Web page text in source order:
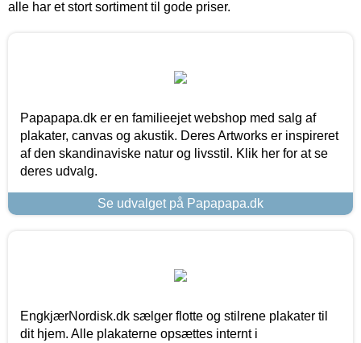
alle har et stort sortiment til gode priser.
Papapapa.dk er en familieejet webshop med salg af
plakater, canvas og akustik. Deres Artworks er inspireret
af den skandinaviske natur og livsstil. Klik her for at se
deres udvalg.
Se udvalget på Papapapa.dk
EngkjærNordisk.dk sælger flotte og stilrene plakater til
dit hjem. Alle plakaterne opsættes internt i